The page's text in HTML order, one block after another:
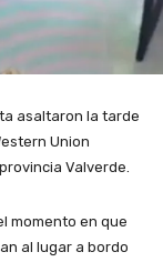
asaltaron la tarde
Union
Valverde.
momento en que
al lugar a bordo